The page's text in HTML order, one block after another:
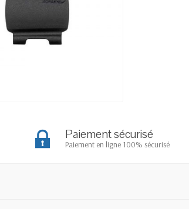
Paiement sécurisé
Paiement en ligne 100% sécurisé